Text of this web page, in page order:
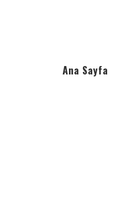
Ana Sayfa